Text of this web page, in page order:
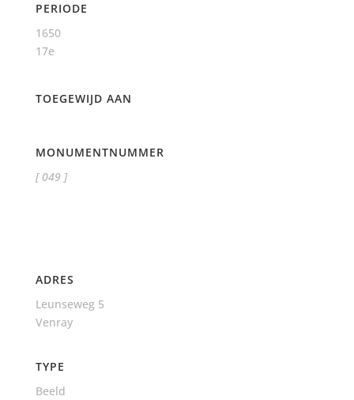
PERIODE
1650
17e
TOEGEWIJD AAN
MONUMENTNUMMER
[ 049 ]
ADRES
Leunseweg 5
Venray
TYPE
Beeld